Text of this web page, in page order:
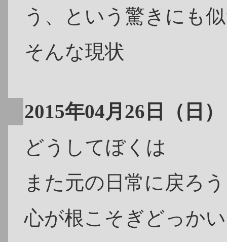
う、という驚きにも
そんな現状
2015年04月26日（日）
どうしてぼくは
また元の日常に戻ろ
心が根こそぎどっか